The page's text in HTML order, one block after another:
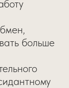
больше